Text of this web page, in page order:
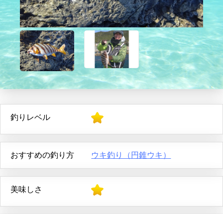
釣りレベル
おすすめの釣り方 ウキ釣り（円錐ウキ）
美味しさ